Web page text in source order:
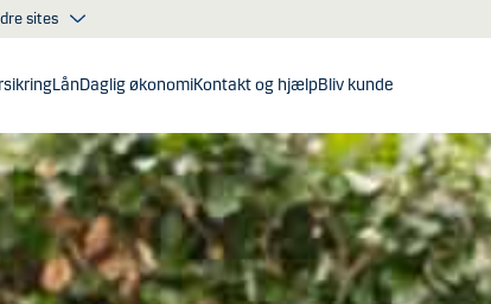
sites
LånDaglig økonomiKontakt og hjælpBliv kunde